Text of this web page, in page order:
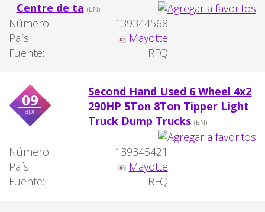
Centre de ta (EN)
Número:
139344568
País:
Mayotte
Fuente:
RFQ
09
apr
Second Hand Used 6 Wheel 4x2
290HP 5Ton 8Ton Tipper Light
Truck Dump Trucks (EN)
Número:
139345421
País:
Mayotte
Fuente:
RFQ